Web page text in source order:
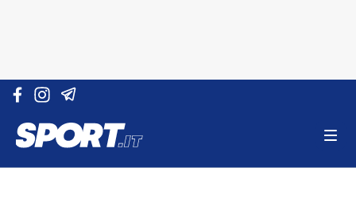
Vai al contenuto